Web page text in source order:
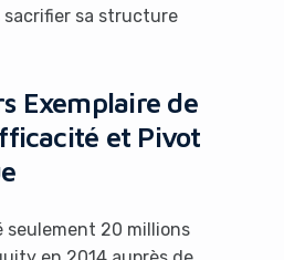
sacrifier sa structure
Exemplaire de
et Pivot
seulement 20 millions